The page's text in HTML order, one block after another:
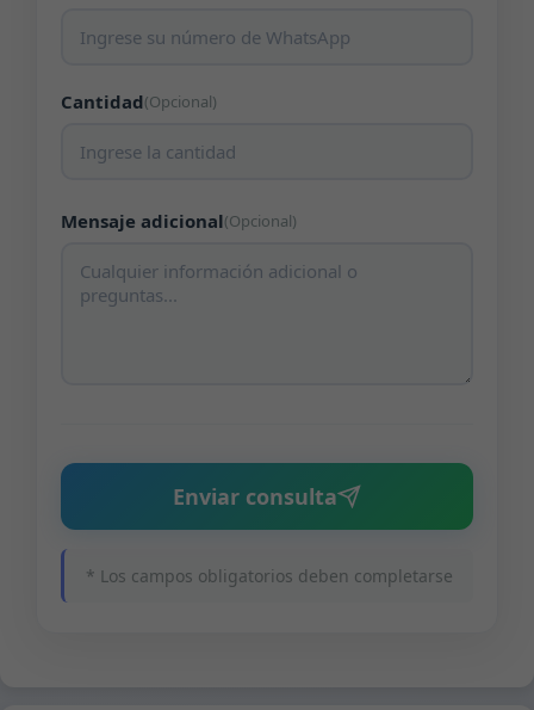
Cantidad(Opcional)
Mensaje adicional(Opcional)
Enviar consulta
* Los campos obligatorios deben completarse